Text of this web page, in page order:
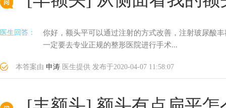
医生回答：
你好，额头平可以通过注射的方式改善，注射玻尿酸
一定要去专业正规的整形医院进行手术...
本答案由 申涛 医生提供 发布于2020-04-07 11:58:07